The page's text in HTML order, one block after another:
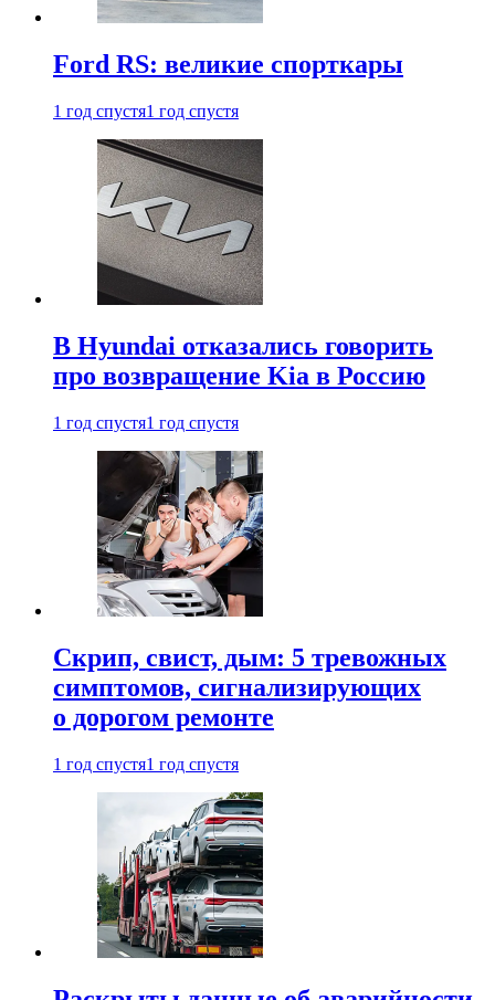
Ford RS: великие спорткары
1 год спустя1 год спустя
В Hyundai отказались говорить
про возвращение Kia в Россию
1 год спустя1 год спустя
Скрип, свист, дым: 5 тревожных
симптомов, сигнализирующих
о дорогом ремонте
1 год спустя1 год спустя